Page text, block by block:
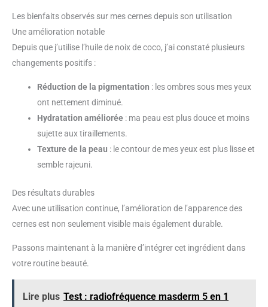
Les bienfaits observés sur mes cernes depuis son utilisation
Une amélioration notable
Depuis que j’utilise l’huile de noix de coco, j’ai constaté plusieurs
changements positifs :
Réduction de la pigmentation : les ombres sous mes yeux
ont nettement diminué.
Hydratation améliorée : ma peau est plus douce et moins
sujette aux tiraillements.
Texture de la peau : le contour de mes yeux est plus lisse et
semble rajeuni.
Des résultats durables
Avec une utilisation continue, l’amélioration de l’apparence des
cernes est non seulement visible mais également durable.
Passons maintenant à la manière d’intégrer cet ingrédient dans
votre routine beauté.
Lire plus Test : radiofréquence masderm 5 en 1